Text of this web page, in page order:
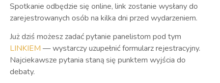
Spotkanie odbędzie się online, link zostanie wysłany do
zarejestrowanych osób na kilka dni przed wydarzeniem.
Już dziś możesz zadać pytanie panelistom pod tym
LINKIEM — wystarczy uzupełnić formularz rejestracyjny.
Najciekawsze pytania staną się punktem wyjścia do
debaty.